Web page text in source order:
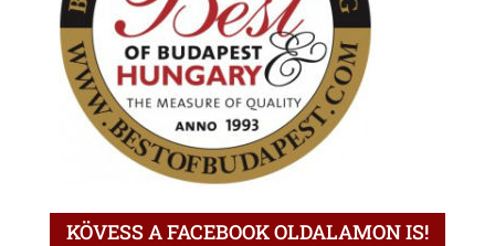
KÖVESS A FACEBOOK OLDALAMON IS!